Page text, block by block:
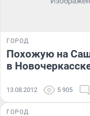
ГОРОД
Похожую на
в
13.08.2012 5 905
ГОРОД